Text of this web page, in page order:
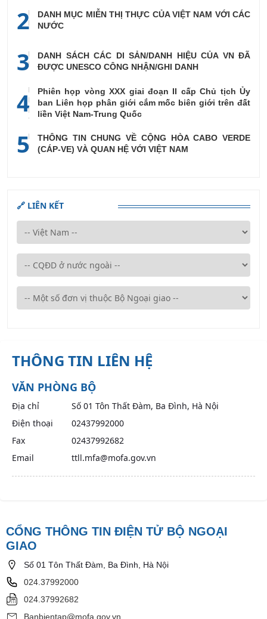
2
DANH MỤC MIỄN THỊ THỰC CỦA VIỆT NAM VỚI CÁC
NƯỚC
3
DANH SÁCH CÁC DI SẢN/DANH HIỆU CỦA VN ĐÃ
ĐƯỢC UNESCO CÔNG NHẬN/GHI DANH
4
Phiên họp vòng XXX giai đoạn II cấp Chủ tịch Ủy
ban Liên họp phân giới cắm mốc biên giới trên đất
liền Việt Nam-Trung Quốc
5
THÔNG TIN CHUNG VỀ CỘNG HÒA CABO VERDE
(CÁP-VE) VÀ QUAN HỆ VỚI VIỆT NAM
🔗 LIÊN KẾT
THÔNG TIN LIÊN HỆ
VĂN PHÒNG BỘ
Địa chỉ
Số 01 Tôn Thất Đàm, Ba Đình, Hà Nội
Điện thoại
02437992000
Fax
02437992682
Email
ttll.mfa@mofa.gov.vn
CỔNG THÔNG TIN ĐIỆN TỬ BỘ NGOẠI
GIAO
Số 01 Tôn Thất Đàm, Ba Đình, Hà Nội
024.37992000
024.37992682
Banbientap@mofa.gov.vn